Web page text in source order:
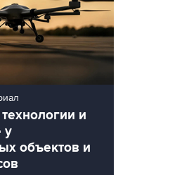
и
у
объектов и